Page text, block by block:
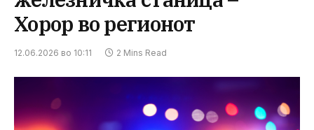
Хорор во регионот
12.06.2026 во 10:11 2 Mins Read